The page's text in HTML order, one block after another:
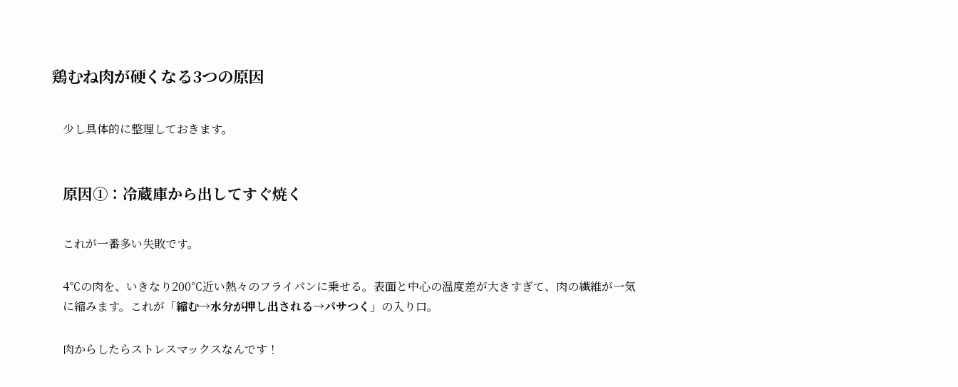
鶏むね肉が硬くなる3つの原因
少し具体的に整理しておきます。
原因①：冷蔵庫から出してすぐ焼く
これが一番多い失敗です。
4℃の肉を、いきなり200℃近い熱々のフライパンに乗せる。表面と中心の温度差が大きすぎて、肉の繊維が一気
に縮みます。これが 「縮む→水分が押し出される→パサつく」 の入り口。
肉からしたらストレスマックスなんです！